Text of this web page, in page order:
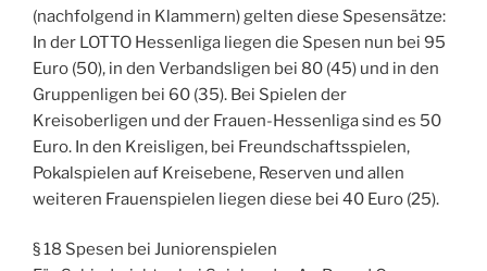
(nachfolgend in Klammern) gelten diese Spesensätze:
In der LOTTO Hessenliga liegen die Spesen nun bei 95
Euro (50), in den Verbandsligen bei 80 (45) und in den
Gruppenligen bei 60 (35). Bei Spielen der
Kreisoberligen und der Frauen-Hessenliga sind es 50
Euro. In den Kreisligen, bei Freundschaftsspielen,
Pokalspielen auf Kreisebene, Reserven und allen
weiteren Frauenspielen liegen diese bei 40 Euro (25).
§ 18 Spesen bei Juniorenspielen